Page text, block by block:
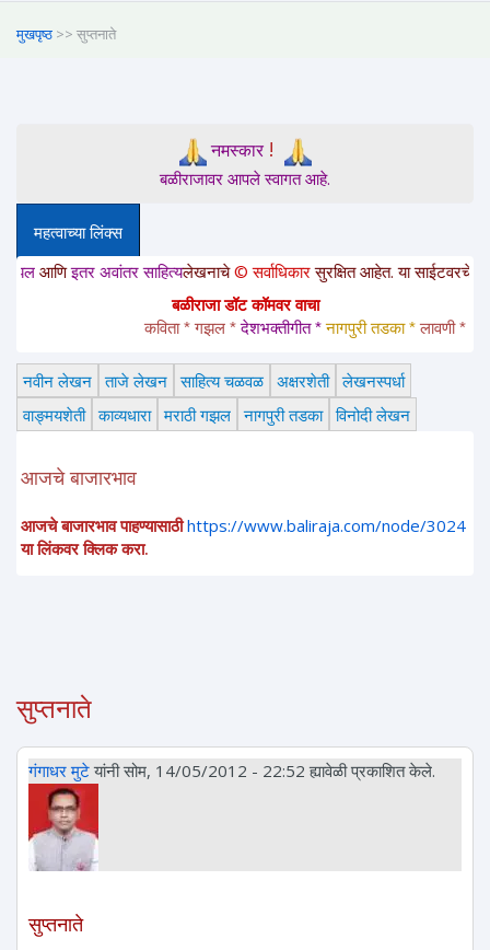
मुखपृष्ठ >> सुप्तनाते
नमस्कार!
बळीराजावर आपले स्वागत आहे.
महत्वाच्या लिंक्स
इतर अवांतर साहित्यलेखनाचे© सर्वाधिकारसुरक्षित आहेत. या साईटवरचे साहित्य
बळीराजा डॉट कॉमवर वाचा
कविता * गझल * देशभक्तीगीत * नागपुरी तडका * लावणी *
नवीन लेखन ताजे लेखन साहित्य चळवळ अक्षरशेती लेखनस्पर्धा
वाङ्मयशेती काव्यधारा मराठी गझल नागपुरी तडका विनोदी लेखन
आजचे बाजारभाव
आजचे बाजारभाव पाहण्यासाठी https://www.baliraja.com/node/3024
या लिंकवर क्लिक करा.
सुप्तनाते
गंगाधर मुटेयांनी सोम, 14/05/2012 - 22:52 ह्यावेळी प्रकाशित केले.
सुप्तनाते